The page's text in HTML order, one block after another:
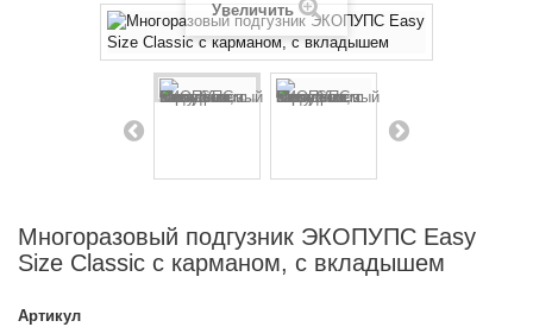
Увеличить
Многоразовый подгузник ЭКОПУПС Easy
Size Classic с карманом, с вкладышем
Артикул